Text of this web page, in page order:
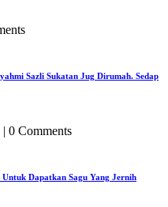
Sazli Sukatan Jug Dirumah. Sedap
| 0 Comments
Dapatkan Sagu Yang Jernih